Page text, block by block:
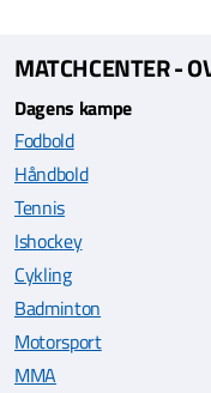
MATCHCENTER -
Dagens kampe
Fodbold
Håndbold
Tennis
Ishockey
Cykling
Badminton
Motorsport
MMA